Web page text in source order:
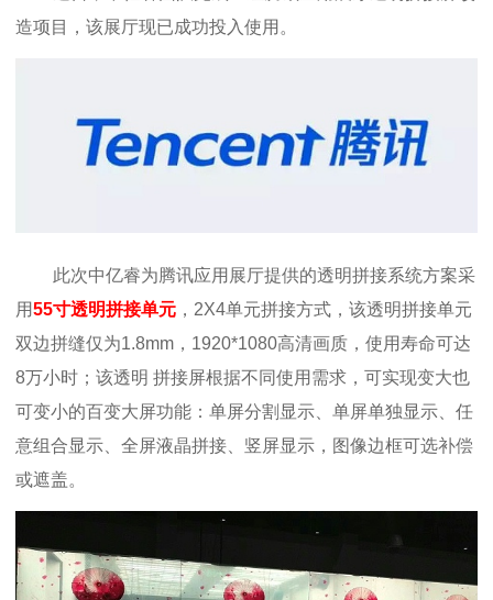
造项目，该展厅现已成功投入使用。
此次中亿睿为腾讯应用展厅提供的透明拼接系统方案采
用55寸透明拼接单元 ，2X4单元拼接方式，该透明拼接单元
双边拼缝仅为1.8mm，1920*1080高清画质，使用寿命可达
8万小时；该透明 拼接屏根据不同使用需求，可实现变大也
可变小的百变大屏功能：单屏分割显示、单屏单独显示、任
意组合显示、全屏液晶拼接、竖屏显示，图像边框可选补偿
或遮盖。